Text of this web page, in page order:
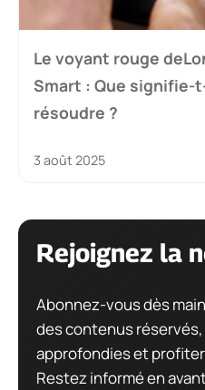
Le voyant rouge
Smart : Que signifie-
résoudre ?
3 août 2025
Rejoignez la
Abonnez-vous dès
des contenus
approfondies et
Restez informé en